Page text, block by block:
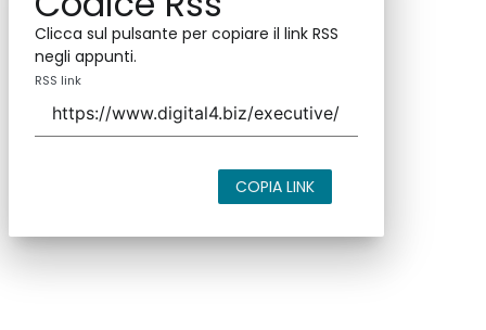
Clicca sul pulsante per copiare il link RSS
negli appunti.
RSS link
COPIA LINK